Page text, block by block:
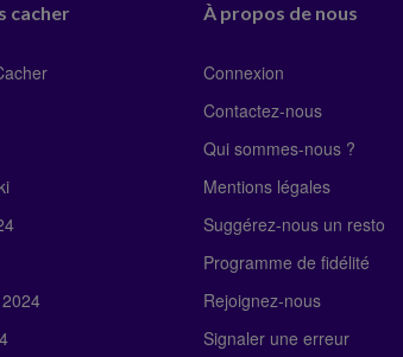
cacher À propos de nous
Connexion
Contactez-nous
Qui sommes-nous ?
Mentions légales
Suggérez-nous un resto
Programme de fidélité
Rejoignez-nous
Signaler une erreur